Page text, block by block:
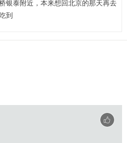
银泰附近，本来想回北京的那天再去
到